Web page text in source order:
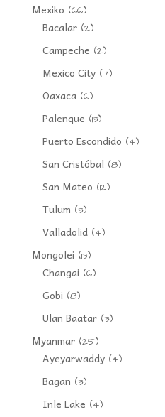
Mexiko (66)
Bacalar(2)
Campeche (2)
Mexico City(7)
Oaxaca(6)
Palenque (13)
Puerto Escondido (4)
San Cristóbal (8)
San Mateo (12)
Tulum (3)
Valladolid(4)
Mongolei (13)
Changai (6)
Gobi (8)
Ulan Baatar(3)
Myanmar(25)
Ayeyarwaddy(4)
Bagan (3)
Inle Lake (4)